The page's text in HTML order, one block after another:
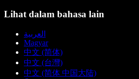
Lihat dalam bahasa lain
العربية
Magyar
中文 (简体)
中文 (台灣)
中文 (简体 中国大陆)